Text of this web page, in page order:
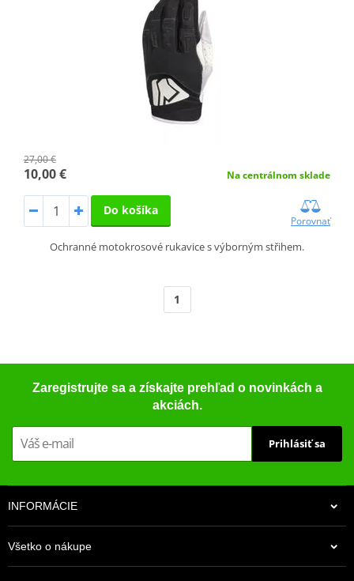
27,00 €
10,00 € Na centrálnom sklade
Do košíka
Porovnať
Ochranné motokrosové rukavice s výborným střihem.
1
Zaregistrujte sa a získajte prehľad o novinkách a
akciách.
Prihlásiť sa
INFORMÁCIE
Všetko o nákupe